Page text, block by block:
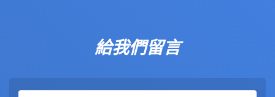
給我們留言